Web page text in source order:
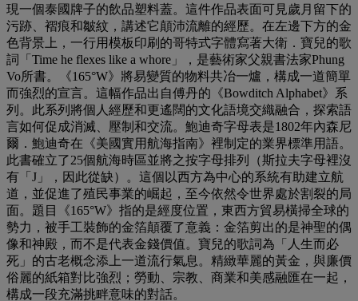
現一個泰國牌子的飲品塑料蓋。這件作品表面可見歲月留下的
污跡、褶痕和皺紋，講述它顛沛流離的經歷。在左邊下方的金
色背景上，一行用模板印刷的哥特式字體寫著大衛．寶兒的歌
詞「Time he flexes like a whore」，是藝術家父親書法家Phung
Vo所書。《165°W》將易變質的物料共冶一爐，構成一道簡單
而強烈的宣言。這幅作品出自傅丹的《Bowditch Alphabet》系
列。此系列將個人經歷和更遙闊的文化語境交織融合，探索語
言如何促成消滅、壓制和交流。鮑迪奇字母表是1802年內森尼
爾．鮑迪奇在《美國實用航海指南》裡制定的業界標準用語。
此書確立了25個航海時區並將之按字母排列（斯拉夫字母裡沒
有「J」，因此從缺）。這個以西方為中心的系統有助建立航
道，並促進了殖民事業的崛起，至今依然令世界處於割裂的局
面。題目《165°W》指的是經度位置，東西方貿易橫掃全球的
勢力，被手工裝飾的金箔顛覆了意義：金箔剪出的是神聖的偶
像和神殿，而不是代表金錢價值。寶兒的歌詞為「人生而必
死」的古老概念添上一道流行氣息。精緻華麗的黃金，與廉價
俗麗的紙箱對比強烈；勞動、宗教、商業和美感融匯在一起，
構成一段充滿挑畔意味的對話。